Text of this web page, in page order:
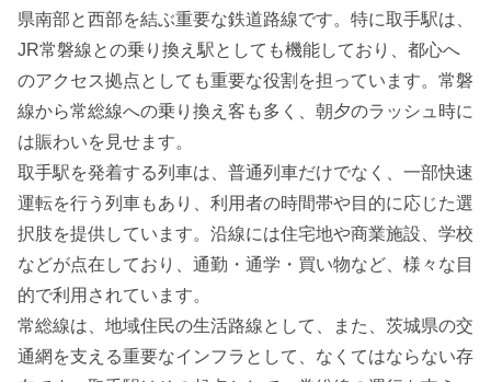
県南部と西部を結ぶ重要な鉄道路線です。特に取手駅は、
JR常磐線との乗り換え駅としても機能しており、都心へ
のアクセス拠点としても重要な役割を担っています。常磐
線から常総線への乗り換え客も多く、朝夕のラッシュ時に
は賑わいを見せます。
取手駅を発着する列車は、普通列車だけでなく、一部快速
運転を行う列車もあり、利用者の時間帯や目的に応じた選
択肢を提供しています。沿線には住宅地や商業施設、学校
などが点在しており、通勤・通学・買い物など、様々な目
的で利用されています。
常総線は、地域住民の生活路線として、また、茨城県の交
通網を支える重要なインフラとして、なくてはならない存